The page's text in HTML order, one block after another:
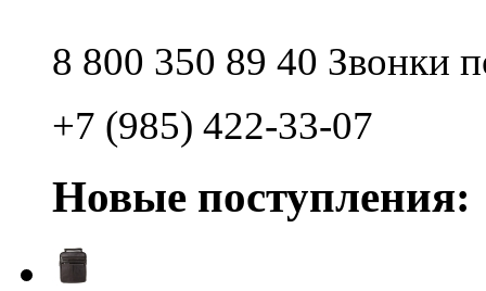
8 800 350 89 40 Звонки
+7 (985) 422-33-07
Новые поступления: